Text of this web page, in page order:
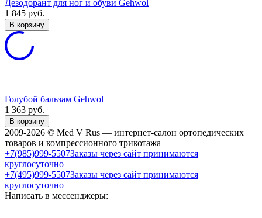
Дезодорант для ног и обуви Gehwol
1 845 руб.
В корзину
Голубой бальзам Gehwol
1 363 руб.
В корзину
2009-2026 © Med V Rus — интернет-салон ортопедических
товаров и компрессионного трикотажа
+7(985)999-5507Заказы через сайт принимаются
круглосуточно
+7(495)999-5507Заказы через сайт принимаются
круглосуточно
Написать в мессенджеры: